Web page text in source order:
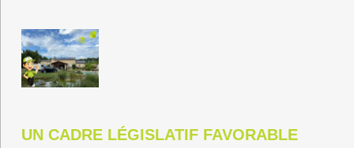
UN CADRE LÉGISLATIF FAVORABLE